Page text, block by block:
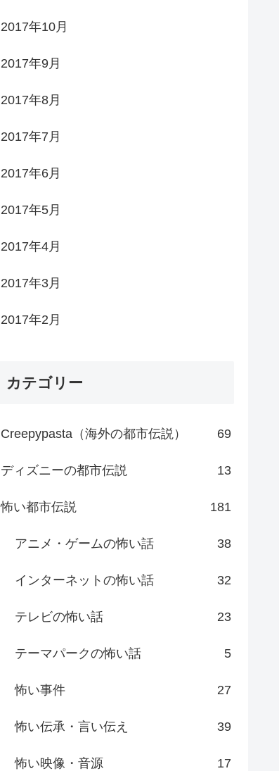
2017年10月
2017年9月
2017年8月
2017年7月
2017年6月
2017年5月
2017年4月
2017年3月
2017年2月
カテゴリー
Creepypasta（海外の都市伝説） 69
ディズニーの都市伝説 13
怖い都市伝説 181
アニメ・ゲームの怖い話 38
インターネットの怖い話 32
テレビの怖い話 23
テーマパークの怖い話 5
怖い事件 27
怖い伝承・言い伝え 39
怖い映像・音源 17